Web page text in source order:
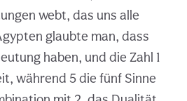
webt, das uns alle
glaubte man, dass
haben, und die Zahl 1
während 5 die fünf Sinne